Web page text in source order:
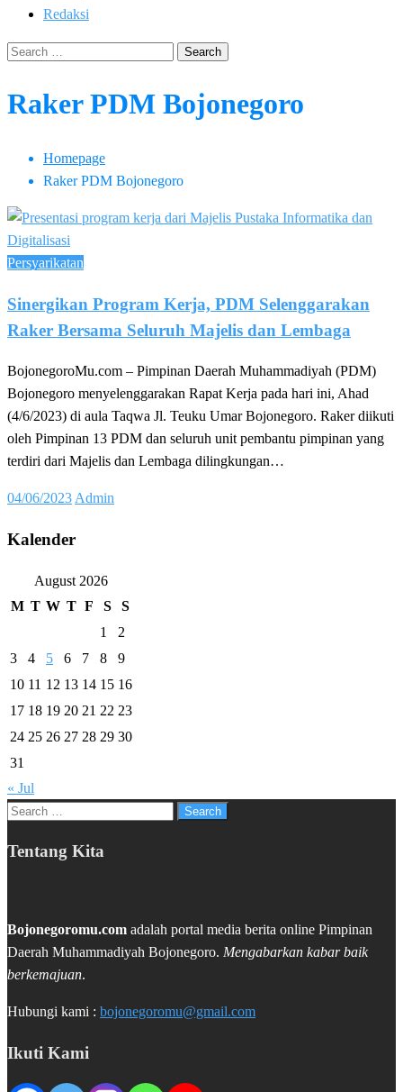
Redaksi
Search
Raker PDM Bojonegoro
Homepage
Raker PDM Bojonegoro
Persyarikatan
Sinergikan Program Kerja, PDM Selenggarakan
Raker Bersama Seluruh Majelis dan Lembaga
BojonegoroMu.com – Pimpinan Daerah Muhammadiyah (PDM)
Bojonegoro menyelenggarakan Rapat Kerja pada hari ini, Ahad
(4/6/2023) di aula Taqwa Jl. Teuku Umar Bojonegoro. Raker diikuti
oleh Pimpinan 13 PDM dan seluruh unit pembantu pimpinan yang
terdiri dari Majelis dan Lembaga dilingkungan…
Posted
04/06/2023 Admin
Kalender
August 2026
M T W T F S
S
1
2
3
4 5 6 7 8
9
10 11 12 13 14 15 16
17 18 19 20 21 22 23
24 25 26 27 28 29 30
31
« Jul
Search
Tentang Kita
Bojonegoromu.com adalah portal media berita online Pimpinan
Daerah Muhammadiyah Bojonegoro. Mengabarkan kabar baik
berkemajuan.
Hubungi kami : bojonegoromu@gmail.com
Ikuti Kami